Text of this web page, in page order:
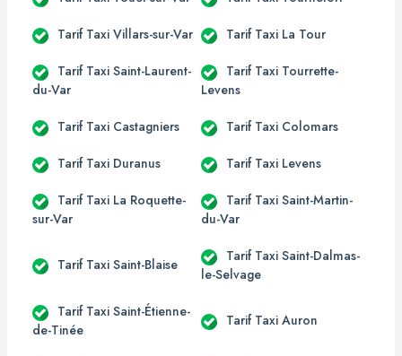
Tarif Taxi Villars-sur-Var Tarif Taxi La Tour
Tarif Taxi Saint-Laurent-
du-Var
Tarif Taxi Tourrette-
Levens
Tarif Taxi Castagniers Tarif Taxi Colomars
Tarif Taxi Duranus Tarif Taxi Levens
Tarif Taxi La Roquette-
sur-Var
Tarif Taxi Saint-Martin-
du-Var
Tarif Taxi Saint-Blaise
Tarif Taxi Saint-Dalmas-
le-Selvage
Tarif Taxi Saint-Étienne-
de-Tinée
Tarif Taxi Auron